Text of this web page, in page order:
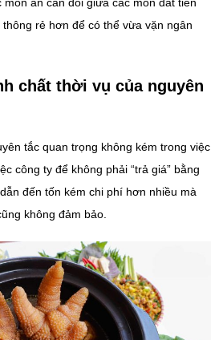
rẻ hơn để có thể vừa vặn ngân
chất thời vụ của nguyên
tắc quan trọng không kém trong việc
công ty để không phải “trả giá” bằng
đến tốn kém chi phí hơn nhiều mà
không đảm bảo.